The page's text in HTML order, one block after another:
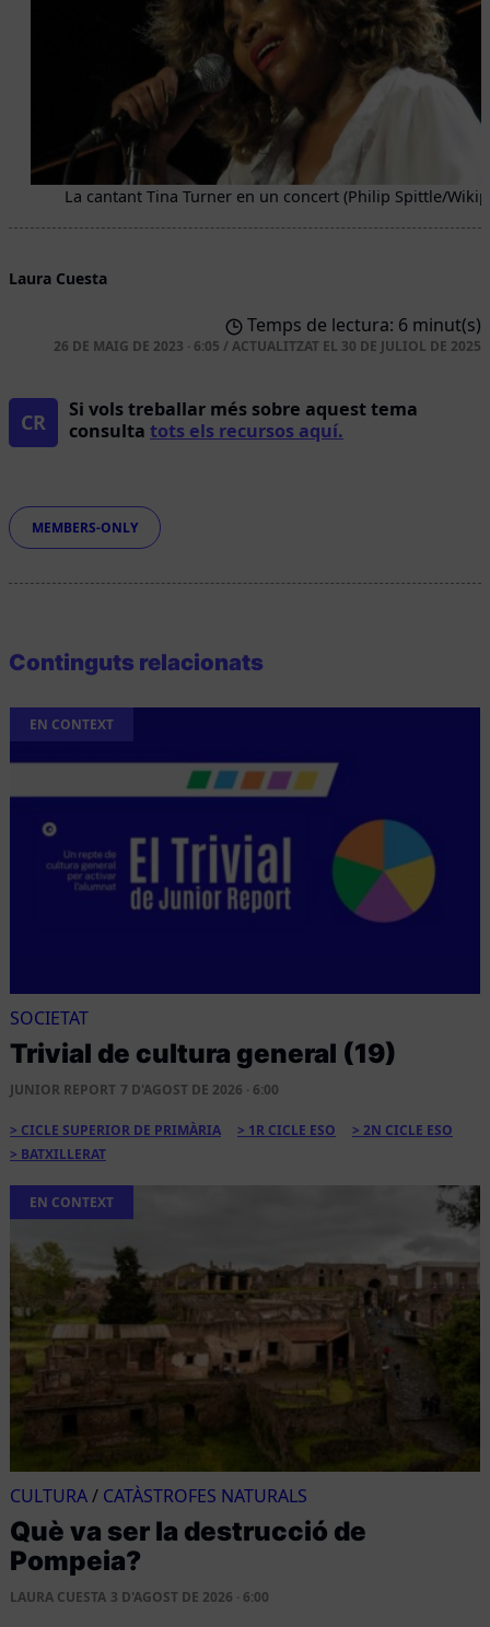
La cantant Tina Turner en un concert (Philip Spittle/
Laura Cuesta
Temps de lectura: 6 minut(s)
26 DE MAIG DE 2023 · 6:05 /ACTUALITZAT EL 30 DE JULIOL DE 2025
CR
Si vols treballar més sobre aquest tema
consulta tots els recursos aquí.
Etiquetes
MEMBERS-ONLY
Continguts relacionats
EN CONTEXT
SOCIETAT
Trivial de cultura general (19)
JUNIOR REPORT 7 D'AGOST DE 2026 · 6:00
CICLE SUPERIOR DE PRIMÀRIA 1R CICLE ESO
2N CICLE ESO
BATXILLERAT
EN CONTEXT
CULTURA/ CATÀSTROFES NATURALS
Què va ser la destrucció de
Pompeia?
LAURA CUESTA 3 D'AGOST DE 2026 · 6:00